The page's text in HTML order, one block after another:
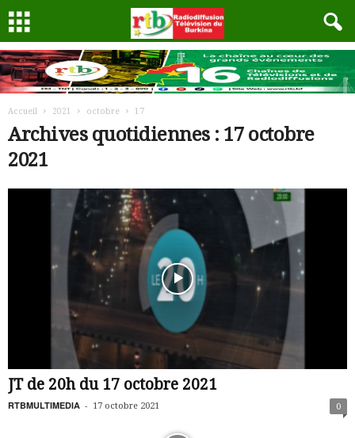
Accueil 2021 octobre 17
Archives quotidiennes : 17 octobre
2021
JT de 20h du 17 octobre 2021
RTBMULTIMEDIA - 17 octobre 2021 0